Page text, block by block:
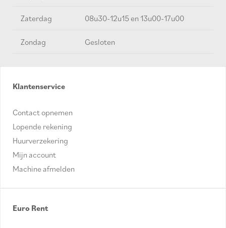
Zaterdag 08u30-12u15 en 13u00-17u00
Zondag Gesloten
Klantenservice
Contact opnemen
Lopende rekening
Huurverzekering
Mijn account
Machine afmelden
Euro Rent